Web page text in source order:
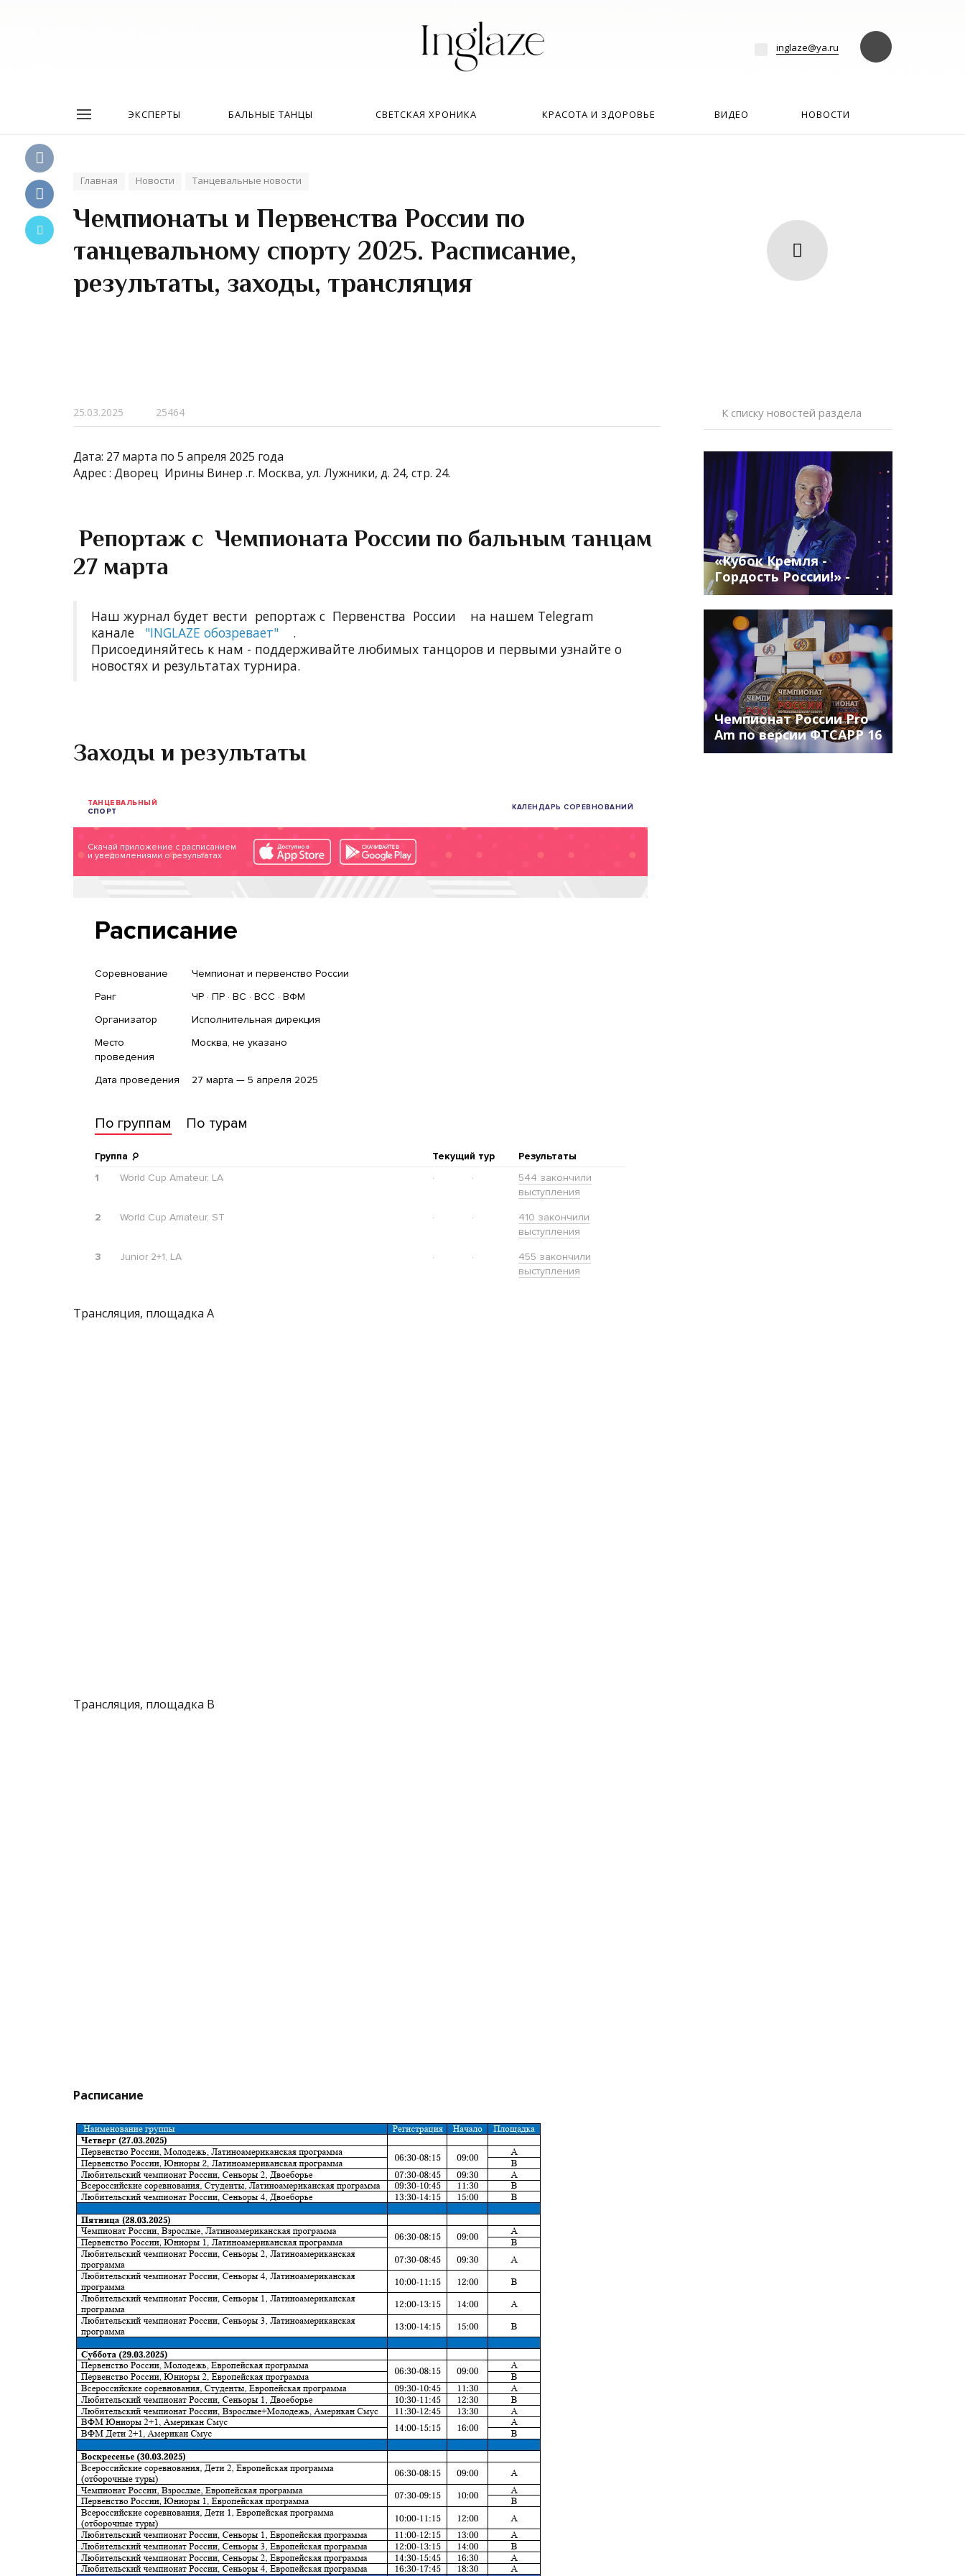
inglaze@ya.ru
ЭКСПЕРТЫ БАЛЬНЫЕ ТАНЦЫ СВЕТСКАЯ ХРОНИКА КРАСОТА И ЗДОРОВЬЕ ВИДЕО НОВОСТИ
Главная Новости Танцевальные новости
Чемпионаты и Первенства России по
танцевальному спорту 2025. Расписание,
результаты, заходы, трансляция
К списку новостей раздела
«Кубок Кремля -
Гордость России!» -
сильнейшие танцоры и
лучшие мировые судьи
Чемпионат России Pro
Am по версии ФТСАРР 16
июня 20124 г
25.03.2025 25464
Дата: 27 марта по 5 апреля 2025 года
Адрес : Дворец Ирины Винер .г. Москва, ул. Лужники, д. 24, стр. 24.
Репортаж с Чемпионата России по бальным танцам
27 марта
Наш журнал будет вести репортаж с Первенства России на нашем Telegram
канале "INGLAZE обозревает" .
Присоединяйтесь к нам - поддерживайте любимых танцоров и первыми узнайте о
новостях и результатах турнира.
Заходы и результаты
Трансляция, площадка А
Трансляция, площадка B
Расписание